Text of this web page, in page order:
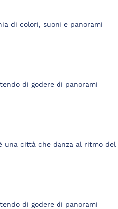
di colori, suoni e panorami
di godere di panorami
una città che danza al ritmo del
di godere di panorami